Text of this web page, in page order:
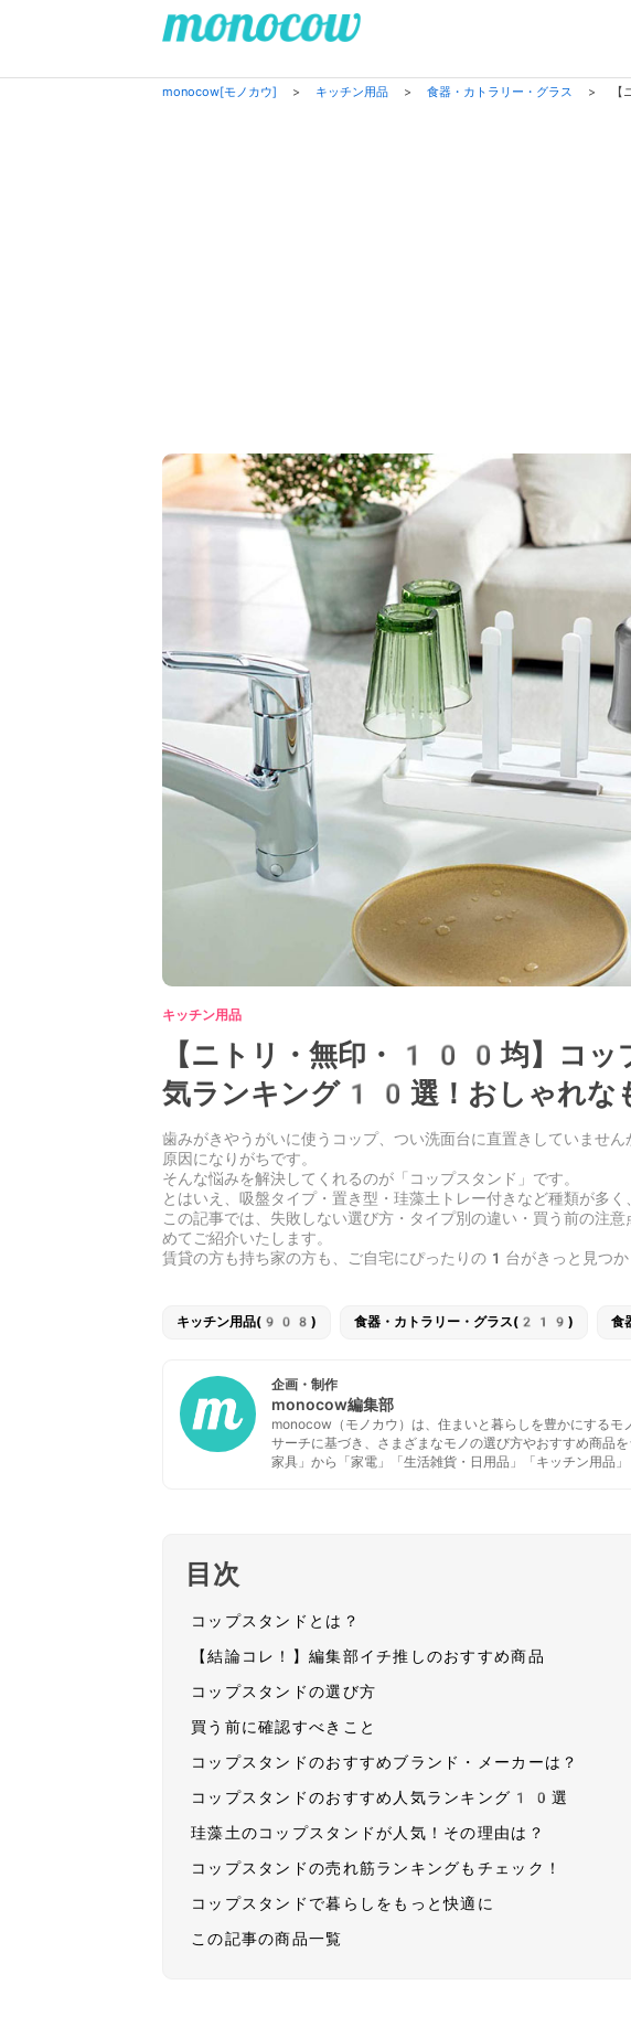
monocow[モノカウ] > キッチン用品 > 食器・カトラリー・グラス >
キッチン用品
【ニトリ・無印・100均】コッ
気ランキング10選！おしゃれな
歯みがきやうがいに使うコップ、つい洗面台に直置きしていませ
原因になりがちです。
そんな悩みを解決してくれるのが「コップスタンド」です。
とはいえ、吸盤タイプ・置き型・珪藻土トレー付きなど種類が多
この記事では、失敗しない選び方・タイプ別の違い・買う前の
めてご紹介いたします。
賃貸の方も持ち家の方も、ご自宅にぴったりの1台がきっと見つか
キッチン用品(908) 食器・カトラリー・グラス(219)
企画・制作
monocow編集部
monocow（モノカウ）は、住まいと暮らしを豊かにするモ
サーチに基づき、さまざまなモノの選び方やおすすめ商品
家具」から「家電」「生活雑貨・日用品」「キッチン用品
目次
コップスタンドとは？
【結論コレ！】編集部イチ推しのおすすめ商品
コップスタンドの選び方
買う前に確認すべきこと
コップスタンドのおすすめブランド・メーカーは？
コップスタンドのおすすめ人気ランキング10選
珪藻土のコップスタンドが人気！その理由は？
コップスタンドの売れ筋ランキングもチェック！
コップスタンドで暮らしをもっと快適に
この記事の商品一覧